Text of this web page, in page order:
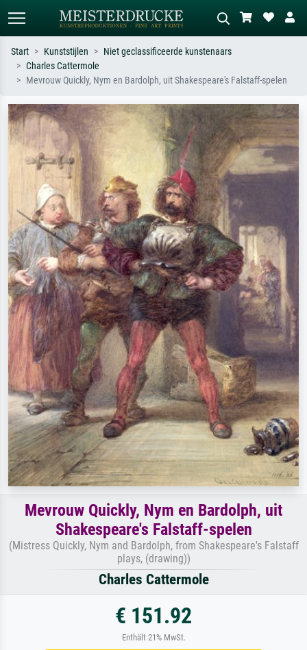
Standaard zoeken AI-beeldzoeker
Monet, Sterrennacht, impressionisme,
Hokusai-golf, naakt.
weide, abstract met veel rood, donker
olieverfschilderij, staand naakt naast
een boom.
Start Kunststijlen
Niet geclassificeerde kunstenaars
Charles Cattermole
Mevrouw Quickly, Nym en Bardolph, uit Shakespeare's Falstaff-spelen
Mevrouw Quickly, Nym en Bardolph, uit
Shakespeare's Falstaff-spelen
(Mistress Quickly, Nym and Bardolph, from Shakespeare's Falstaff
plays, (drawing))
Charles Cattermole
€ 151.92
Enthält 21% MwSt.